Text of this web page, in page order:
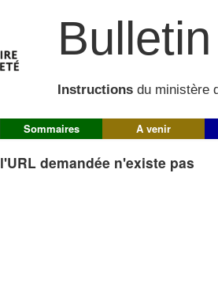
Instructions du ministère
Sommaires A venir
l'URL demandée n'existe pas